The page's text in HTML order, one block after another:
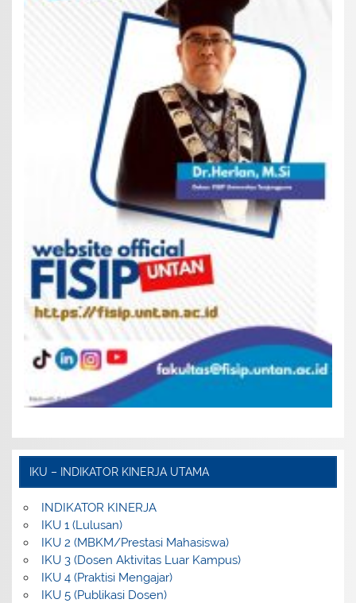
IKU – INDIKATOR KINERJA UTAMA
INDIKATOR KINERJA
IKU 1 (Lulusan)
IKU 2 (MBKM/Prestasi Mahasiswa)
IKU 3 (Dosen Aktivitas Luar Kampus)
IKU 4 (Praktisi Mengajar)
IKU 5 (Publikasi Dosen)